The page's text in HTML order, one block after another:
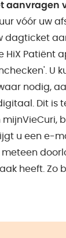
aanvragen
vóór uw
dagticket
HiX Patiënt
U
nodig,
Dit is
u een e-
meteen
heeft. Zo